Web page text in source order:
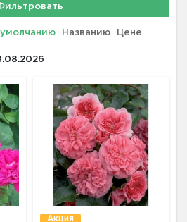
Названию
Цене
Акция